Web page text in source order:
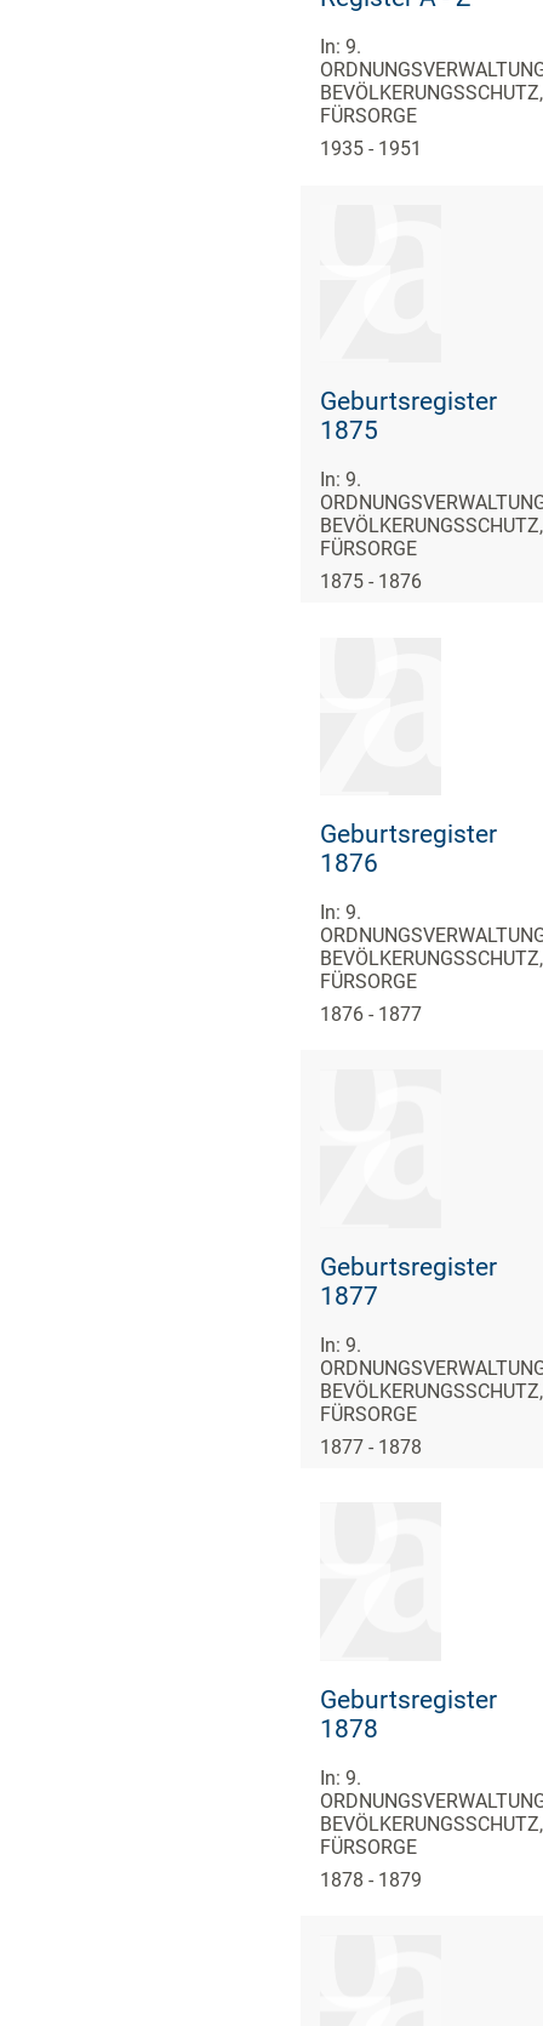
In: 9.
BEVÖLKERUNGSSCHUTZ,
FÜRSORGE
1935 - 1951
Geburtsregister
1875
In: 9.
BEVÖLKERUNGSSCHUTZ,
FÜRSORGE
1875 - 1876
Geburtsregister
1876
In: 9.
BEVÖLKERUNGSSCHUTZ,
FÜRSORGE
1876 - 1877
Geburtsregister
1877
In: 9.
BEVÖLKERUNGSSCHUTZ,
FÜRSORGE
1877 - 1878
Geburtsregister
1878
In: 9.
BEVÖLKERUNGSSCHUTZ,
FÜRSORGE
1878 - 1879